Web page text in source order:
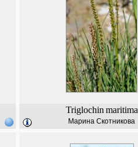
Triglochin maritima
Марина Скотникова